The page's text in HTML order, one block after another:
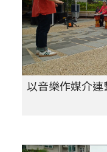
以音樂作媒介